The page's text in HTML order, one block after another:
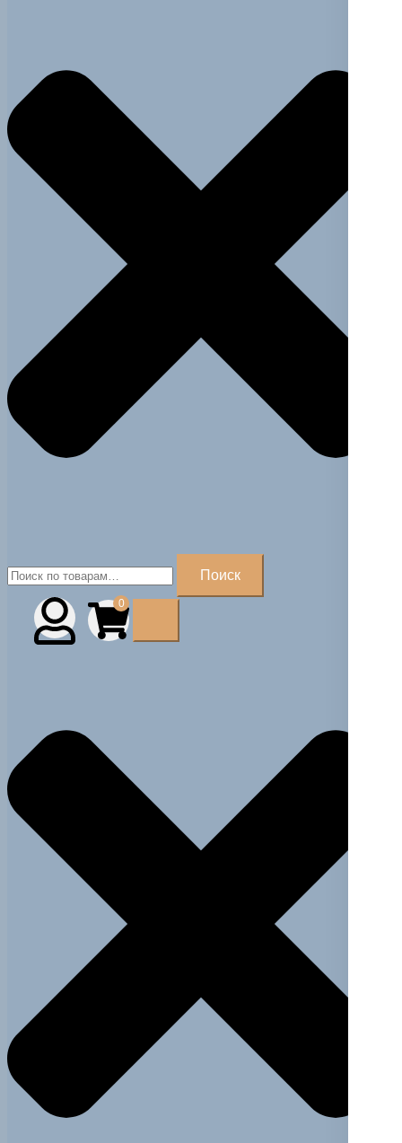
Искать:
Поиск
0